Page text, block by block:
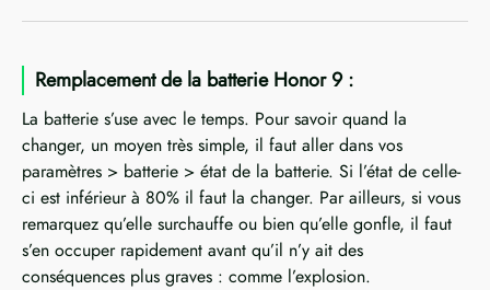
Remplacement de la batterie Honor 9 :
La batterie s’use avec le temps. Pour savoir quand la
changer, un moyen très simple, il faut aller dans vos
paramètres > batterie > état de la batterie. Si l’état de celle-
ci est inférieur à 80% il faut la changer. Par ailleurs, si vous
remarquez qu’elle surchauffe ou bien qu’elle gonfle, il faut
s’en occuper rapidement avant qu’il n’y ait des
conséquences plus graves : comme l’explosion.